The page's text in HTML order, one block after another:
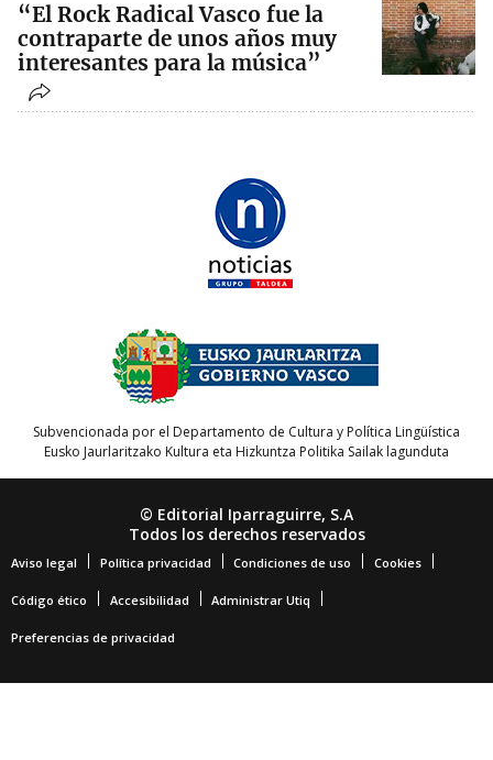
“El Rock Radical Vasco fue la
contraparte de unos años muy
interesantes para la música”
Subvencionada por el Departamento de Cultura y Política Lingüística
Eusko Jaurlaritzako Kultura eta Hizkuntza Politika Sailak lagunduta
© Editorial Iparraguirre, S.A
Todos los derechos reservados
Aviso legal Política privacidad Condiciones de uso Cookies
Código ético Accesibilidad Administrar Utiq
Preferencias de privacidad